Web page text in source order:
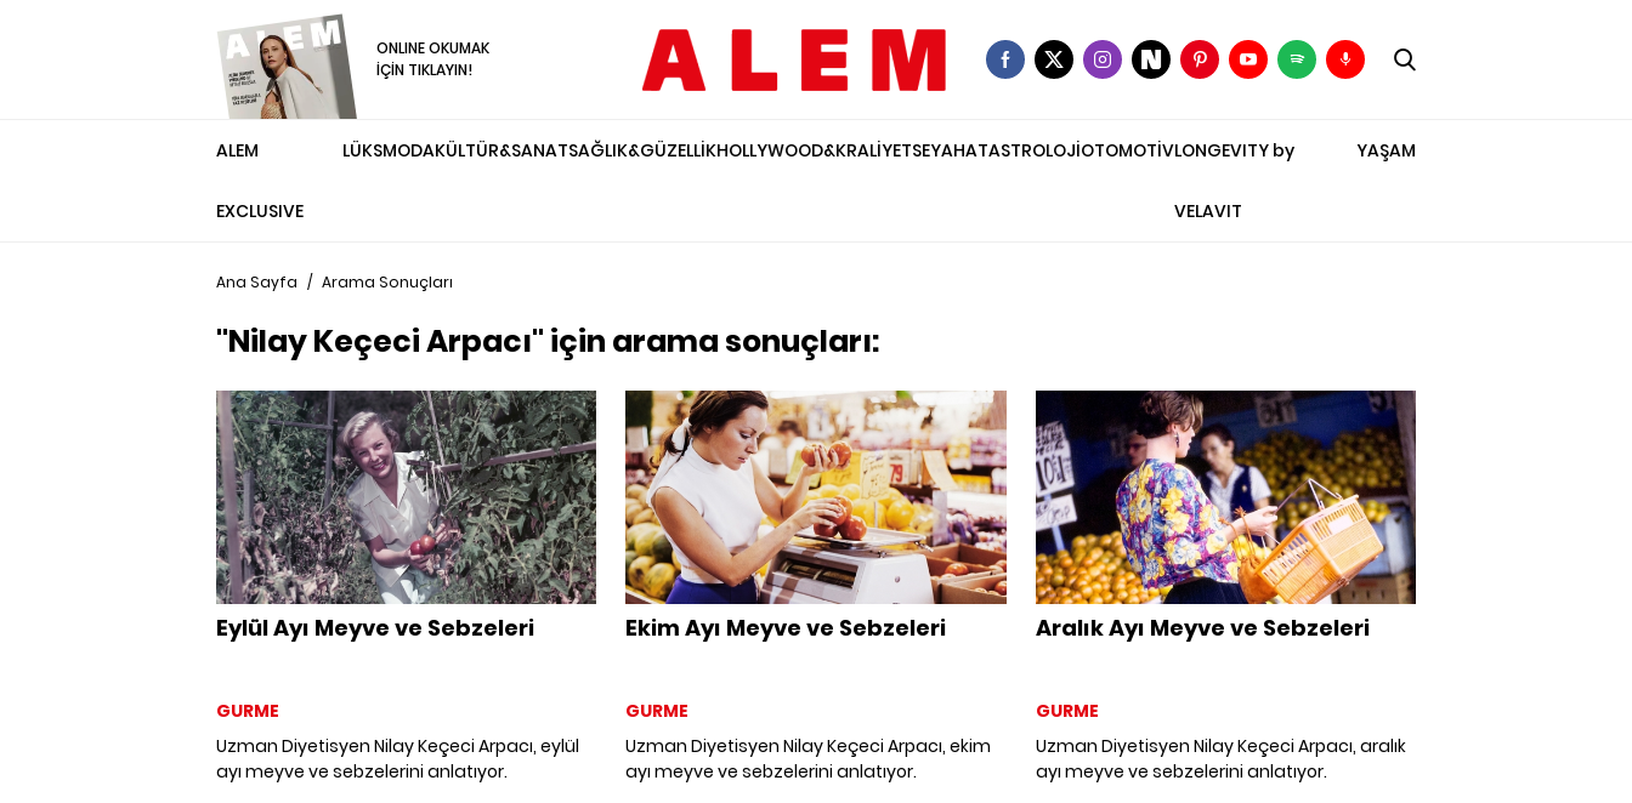
ONLINE OKUMAK
İÇİN TIKLAYIN!
ALEM
EXCLUSIVE
LÜKSMODAKÜLTÜR&SANATSAĞLIK&GÜZELLİKHOLLYWOOD&KRALİYETSEYAHATASTROLOJİOTOMOTİVLONGEVITY by
VELAVIT
YAŞAM
Ana Sayfa / Arama Sonuçları
"Nilay Keçeci Arpacı" için arama sonuçları:
Eylül Ayı Meyve ve Sebzeleri
GURME
Uzman Diyetisyen Nilay Keçeci Arpacı, eylül
ayı meyve ve sebzelerini anlatıyor.
Ekim Ayı Meyve ve Sebzeleri
GURME
Uzman Diyetisyen Nilay Keçeci Arpacı, ekim
ayı meyve ve sebzelerini anlatıyor.
Aralık Ayı Meyve ve Sebzeleri
GURME
Uzman Diyetisyen Nilay Keçeci Arpacı, aralık
ayı meyve ve sebzelerini anlatıyor.